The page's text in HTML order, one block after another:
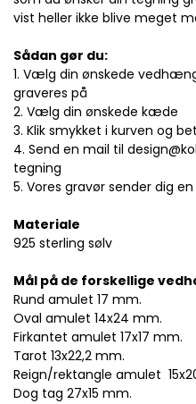
vist heller ikke blive meget
Sådan gør du:
1. Vælg din ønskede
graveres på
2. Vælg din ønskede kæde
3. Klik smykket i kurven og
4. Send en mail til
tegning
5. Vores gravør sender dig
Materiale
925 sterling sølv
Mål på de forskellige
Rund amulet 17 mm.
Oval amulet 14x24 mm.
Firkantet amulet 17x17 mm.
Tarot 13x22,2 mm.
Reign/rektangle amulet
Dog tag 27x15 mm.